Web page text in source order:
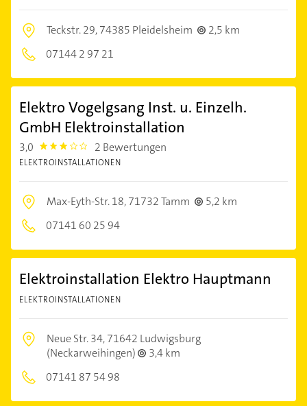
Teckstr. 29,74385 Pleidelsheim
2,5 km
07144 2 97 21
Elektro Vogelgsang Inst. u. Einzelh.
GmbH Elektroinstallation
3,0 3.0 2 Bewertungen
ELEKTROINSTALLATIONEN
Max-Eyth-Str. 18,71732 Tamm
5,2 km
07141 60 25 94
Elektroinstallation Elektro Hauptmann
ELEKTROINSTALLATIONEN
Neue Str. 34,71642 Ludwigsburg
(Neckarweihingen)
3,4 km
07141 87 54 98